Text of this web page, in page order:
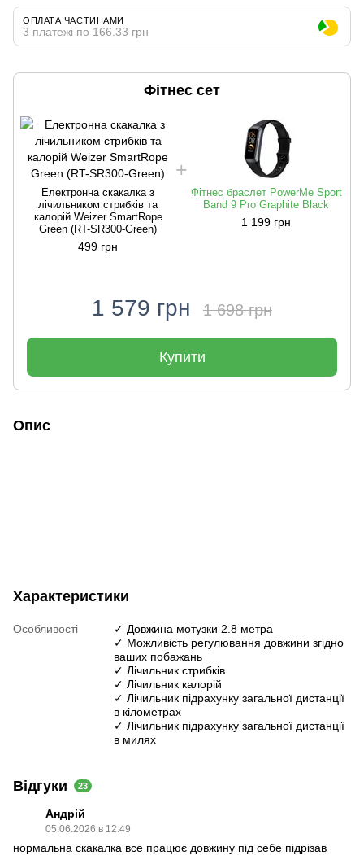
ОПЛАТА ЧАСТИНАМИ
3 платежі по 166.33 грн
Фітнес сет
Електронна скакалка з
лічильником стрибків та
калорій Weizer SmartRope
Green (RT-SR300-Green)
499 грн
Фітнес браслет PowerMe Sport
Band 9 Pro Graphite Black
1 199 грн
1 579 грн 1 698 грн
Купити
Опис
Характеристики
Особливості
✓ Довжина мотузки 2.8 метра
✓ Можливість регулювання довжини згідно
ваших побажань
✓ Лічильник стрибків
✓ Лічильник калорій
✓ Лічильник підрахунку загальної дистанції
в кілометрах
✓ Лічильник підрахунку загальної дистанції
в милях
Відгуки 23
Андрій
05.06.2026 в 12:49
нормальна скакалка все працює довжину під себе підрізав